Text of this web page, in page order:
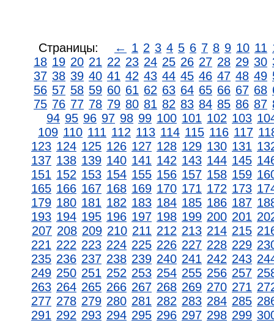
Страницы: ← 1 2 3 4 5 6 7 8 9 10 11
18 19 20 21 22 23 24 25 26 27 28 29 30
37 38 39 40 41 42 43 44 45 46 47 48 49
56 57 58 59 60 61 62 63 64 65 66 67 68
75 76 77 78 79 80 81 82 83 84 85 86 87
94 95 96 97 98 99 100 101 102 103
109 110 111 112 113 114 115 116 117
123 124 125 126 127 128 129 130 131
137 138 139 140 141 142 143 144 145
151 152 153 154 155 156 157 158 159
165 166 167 168 169 170 171 172 173
179 180 181 182 183 184 185 186 187
193 194 195 196 197 198 199 200 201
207 208 209 210 211 212 213 214 215
221 222 223 224 225 226 227 228 229
235 236 237 238 239 240 241 242 243
249 250 251 252 253 254 255 256 257
263 264 265 266 267 268 269 270 271
277 278 279 280 281 282 283 284 285
291 292 293 294 295 296 297 298 299